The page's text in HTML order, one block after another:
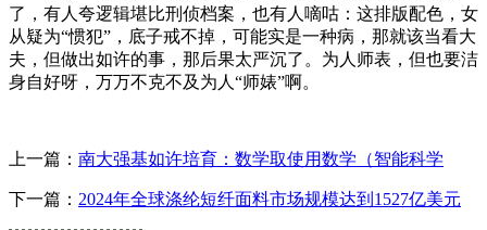
了，有人夸逻辑堪比刑侦档案，也有人嘀咕：这排版配色，女
从疑为“惯犯”，底子戒不掉，可能实是一种病，那就该当看大
夫，但做出如许的事，那后果太严沉了。为人师表，但也要洁
身自好呀，万万不克不及为人“师婊”啊。
上一篇： 南大强基如许培育：数学取使用数学（智能科学
下一篇： 2024年全球涤纶短纤面料市场规模达到1527亿美元